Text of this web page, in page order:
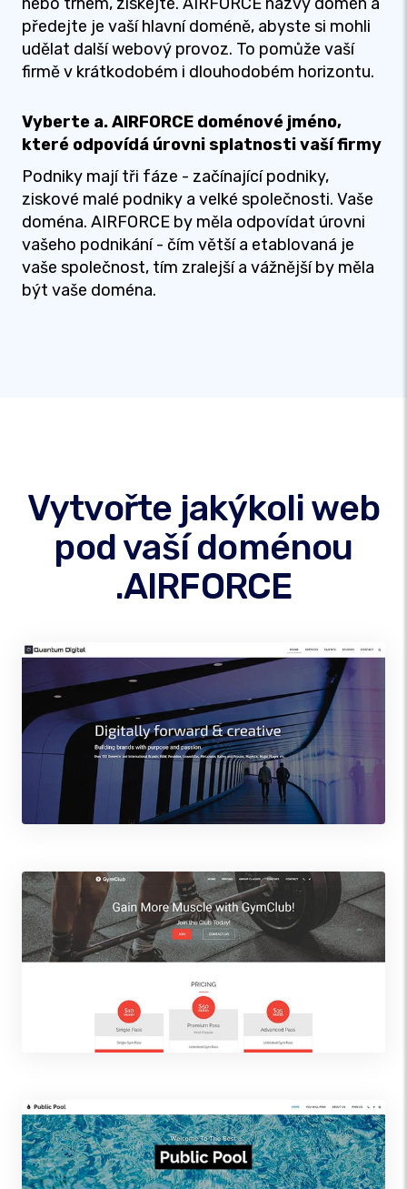
předejte je vaší hlavní doméně, abyste si mohli
udělat další webový provoz. To pomůže vaší
firmě v krátkodobém i dlouhodobém horizontu.
Vyberte a. AIRFORCE doménové jméno,
které odpovídá úrovni splatnosti vaší firmy
Podniky mají tři fáze - začínající podniky,
ziskové malé podniky a velké společnosti. Vaše
doména. AIRFORCE by měla odpovídat úrovni
vašeho podnikání - čím větší a etablovaná je
vaše společnost, tím zralejší a vážnější by měla
být vaše doména.
Vytvořte jakýkoli web
pod vaší doménou
.AIRFORCE